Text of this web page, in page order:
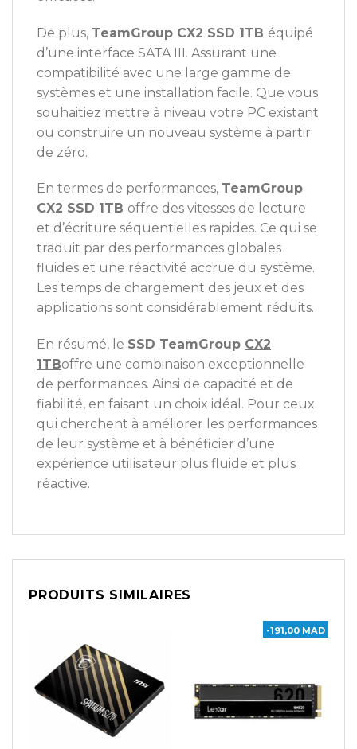
De plus, TeamGroup CX2 SSD 1TB équipé
d’une interface SATA III. Assurant une
compatibilité avec une large gamme de
systèmes et une installation facile. Que vous
souhaitiez mettre à niveau votre PC existant
ou construire un nouveau système à partir
de zéro.
En termes de performances, TeamGroup
CX2 SSD 1TB offre des vitesses de lecture
et d’écriture séquentielles rapides. Ce qui se
traduit par des performances globales
fluides et une réactivité accrue du système.
Les temps de chargement des jeux et des
applications sont considérablement réduits.
En résumé, le SSD TeamGroup CX2
1TBoffre une combinaison exceptionnelle
de performances. Ainsi de capacité et de
fiabilité, en faisant un choix idéal. Pour ceux
qui cherchent à améliorer les performances
de leur système et à bénéficier d’une
expérience utilisateur plus fluide et plus
réactive.
PRODUITS SIMILAIRES
-191,00 MAD